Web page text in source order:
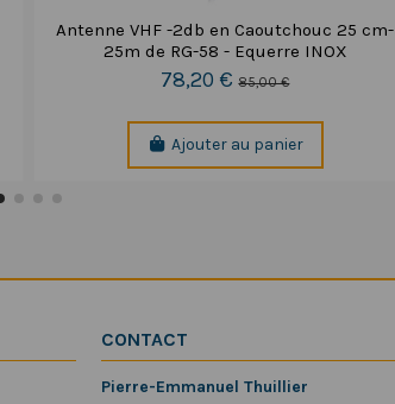
Antenne VHF -2db en Caoutchouc 25 cm-
25m de RG-58 - Equerre INOX
78,20 €85,00 €
Ajouter au panier
CONTACT
Pierre-Emmanuel Thuillier